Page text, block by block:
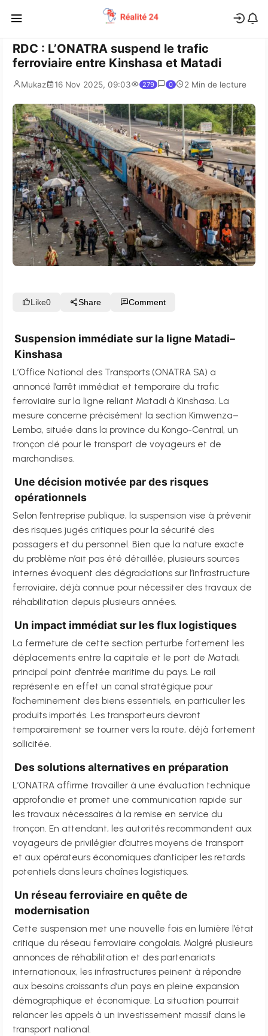
RDC : L’ONATRA suspend le trafic
ferroviaire entre Kinshasa et Matadi
Mukaz 16 Nov 2025, 09:03 279 0 2 Min de lecture
Like0 Share Comment
Suspension immédiate sur la ligne Matadi–
Kinshasa
L’Office National des Transports (ONATRA SA) a
annoncé l’arrêt immédiat et temporaire du trafic
ferroviaire sur la ligne reliant Matadi à Kinshasa. La
mesure concerne précisément la section Kimwenza–
Lemba, située dans la province du Kongo-Central, un
tronçon clé pour le transport de voyageurs et de
marchandises.
Une décision motivée par des risques
opérationnels
Selon l’entreprise publique, la suspension vise à prévenir
des risques jugés critiques pour la sécurité des
passagers et du personnel. Bien que la nature exacte
du problème n’ait pas été détaillée, plusieurs sources
internes évoquent des dégradations sur l’infrastructure
ferroviaire, déjà connue pour nécessiter des travaux de
réhabilitation depuis plusieurs années.
Un impact immédiat sur les flux logistiques
La fermeture de cette section perturbe fortement les
déplacements entre la capitale et le port de Matadi,
principal point d’entrée maritime du pays. Le rail
représente en effet un canal stratégique pour
l’acheminement des biens essentiels, en particulier les
produits importés. Les transporteurs devront
temporairement se tourner vers la route, déjà fortement
sollicitée.
Des solutions alternatives en préparation
L’ONATRA affirme travailler à une évaluation technique
approfondie et promet une communication rapide sur
les travaux nécessaires à la remise en service du
tronçon. En attendant, les autorités recommandent aux
voyageurs de privilégier d’autres moyens de transport
et aux opérateurs économiques d’anticiper les retards
potentiels dans leurs chaînes logistiques.
Un réseau ferroviaire en quête de
modernisation
Cette suspension met une nouvelle fois en lumière l’état
critique du réseau ferroviaire congolais. Malgré plusieurs
annonces de réhabilitation et des partenariats
internationaux, les infrastructures peinent à répondre
aux besoins croissants d’un pays en pleine expansion
démographique et économique. La situation pourrait
relancer les appels à un investissement massif dans le
transport national.